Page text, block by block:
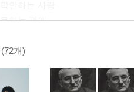
하는 관계
워 자신을 포장하는 사람
탓도, 내 탓도 아니다
(72개)